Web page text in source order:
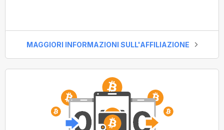
MAGGIORI INFORMAZIONI SULL'AFFILIAZIONE